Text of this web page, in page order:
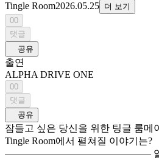
Tingle Room2026.05.25 더 보기
00
댓글
공유
출연
ALPHA DRIVE ONE
00
댓글
공유
잠들고 싶은 당신을 위한 팅글 룸메이트가 찾아옵니다🚪 오늘,
Tingle Room에서 펼쳐질 이야기는?
——————————————— 알파 유치원 앵그리반 아이